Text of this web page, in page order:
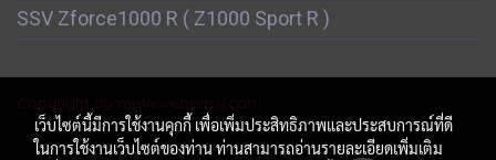
SSV Zforce1000 R ( Z1000 Sport R )
Copyright by makewebeasy.com
เว็บไซต์นี้มีการใช้งานคุกกี้ เพื่อเพิ่มประสิทธิภาพและประสบการณ์ที่ดี
ในการใช้งานเว็บไซต์ของท่าน ท่านสามารถอ่านรายละเอียดเพิ่มเติม